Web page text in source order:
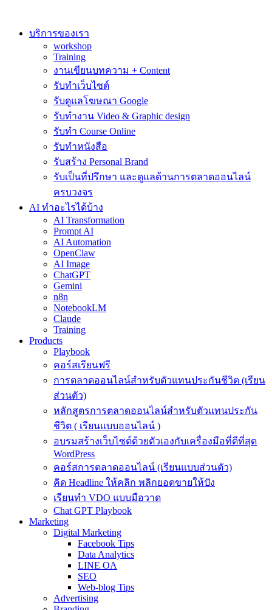
contentบริการของเรา
workshop
Training
งานเขียนบทความ + Content
รับทำเว็บไซต์
รับดูแลโฆษณา Google
รับทำงาน Video & Graphic design
รับทำ Course Online
รับทำหนังสือ
รับสร้าง Personal Brand
รับเป็นที่ปรึกษา และดูแลด้านการตลาดออนไลน์
ครบวงจร
AI ทำอะไรได้บ้าง
AI Transformation
Prompt AI
AI Automation
OpenClaw
AI Image
ChatGPT
Gemini
n8n
NotebookLM
Claude
Training
Products
Playbook
คอร์สเรียนฟรี
การตลาดออนไลน์สำหรับตัวแทนประกันชีวิต (เรียน
ส่วนตัว)
หลักสูตรการตลาดออนไลน์สำหรับตัวแทนประกัน
ชีวิต ( เรียนแบบออนไลน์ )
อบรมสร้างเว็บไซต์ด้วยตัวเองกับเครื่องมือที่ดีที่สุด
WordPress
คอร์สการตลาดออนไลน์ (เรียนแบบส่วนตัว)
คิด Headline ให้คลิก พลิกยอดขายให้ปัง
เรียนทำ VDO แบบมือวาด
Chat GPT Playbook
Marketing
Digital Marketing
Facebook Tips
Data Analytics
LINE OA
SEO
Web-blog Tips
Advertising